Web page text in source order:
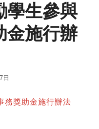
學生參與
金施行辦
日
務獎助金施行辦法